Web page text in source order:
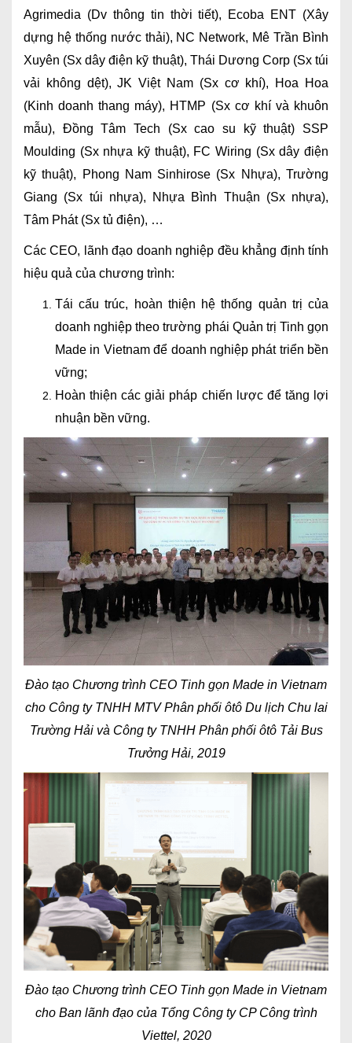
Agrimedia (Dv thông tin thời tiết), Ecoba ENT (Xây
dựng hệ thống nước thải), NC Network, Mê Trần Bình
Xuyên (Sx dây điện kỹ thuật), Thái Dương Corp (Sx túi
vải không dệt), JK Việt Nam (Sx cơ khí), Hoa Hoa
(Kinh doanh thang máy), HTMP (Sx cơ khí và khuôn
mẫu), Đồng Tâm Tech (Sx cao su kỹ thuật) SSP
Moulding (Sx nhựa kỹ thuật), FC Wiring (Sx dây điện
kỹ thuật), Phong Nam Sinhirose (Sx Nhựa), Trường
Giang (Sx túi nhựa), Nhựa Bình Thuận (Sx nhựa),
Tâm Phát (Sx tủ điện), …
Các CEO, lãnh đạo doanh nghiệp đều khẳng định tính
hiệu quả của chương trình:
Tái cấu trúc, hoàn thiện hệ thống quản trị của
doanh nghiệp theo trường phái Quản trị Tinh gọn
Made in Vietnam để doanh nghiệp phát triển bền
vững;
Hoàn thiện các giải pháp chiến lược để tăng lợi
nhuận bền vững.
Đào tạo Chương trình CEO Tinh gọn Made in Vietnam
cho Công ty TNHH MTV Phân phối ôtô Du lịch Chu lai
Trường Hải và Công ty TNHH Phân phối ôtô Tải Bus
Trưởng Hải, 2019
Đào tạo Chương trình CEO Tinh gọn Made in Vietnam
cho Ban lãnh đạo của Tổng Công ty CP Công trình
Viettel, 2020